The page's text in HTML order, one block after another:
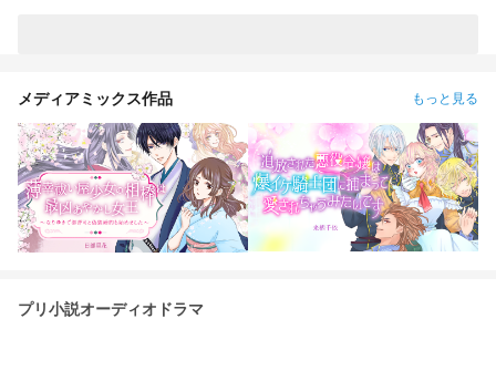
メディアミックス作品 もっと見る
プリ小説オーディオドラマ